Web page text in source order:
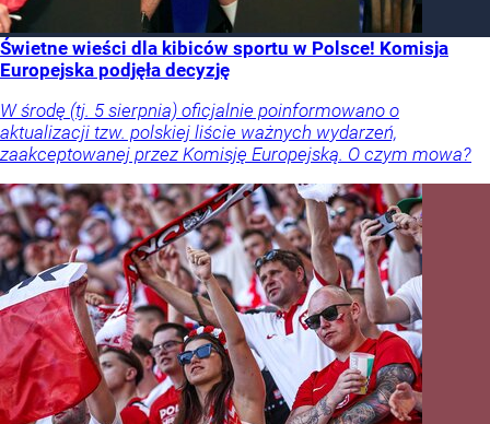
Świetne wieści dla kibiców sportu w Polsce! Komisja
Europejska podjęła decyzję
W środę (tj. 5 sierpnia) oficjalnie poinformowano o
aktualizacji tzw. polskiej liście ważnych wydarzeń,
zaakceptowanej przez Komisję Europejską. O czym mowa?